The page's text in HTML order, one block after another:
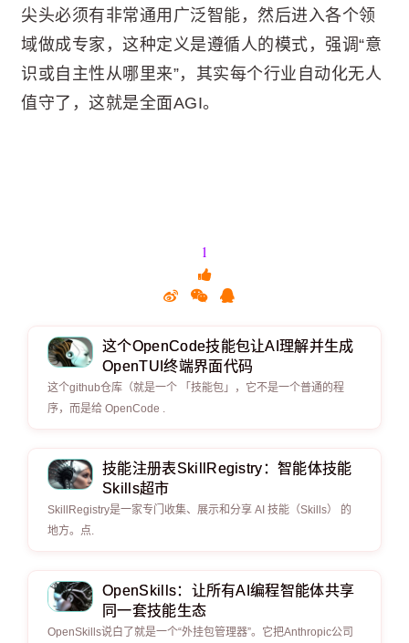
尖头必须有非常通用广泛智能，然后进入各个领
域做成专家，这种定义是遵循人的模式，强调“意
识或自主性从哪里来”，其实每个行业自动化无人
值守了，这就是全面AGI。
1
这个OpenCode技能包让AI理解并生成
OpenTUI终端界面代码
这个github仓库（就是一个 「技能包」，它不是一个普通的程
序，而是给 OpenCode .
技能注册表SkillRegistry：智能体技能
Skills超市
SkillRegistry是一家专门收集、展示和分享 AI 技能（Skills） 的
地方。点.
OpenSkills：让所有AI编程智能体共享
同一套技能生态
OpenSkills说白了就是一个“外挂包管理器”。它把Anthropic公司